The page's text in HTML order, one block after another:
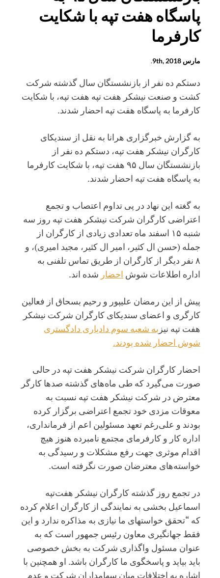
پاسگاه هفت تپه با شکایت
کارفرما
مارس 9th, 2018 .
دستکم ده نفر از بازنشستگان سال گذشته شرکت
کشت و صنعت نیشکر هفت تپه هفت تپه، با شکایت
کارفرما به پاسگاه هفت تپه احضار شدند.
به گزارش خبرگزاری هرانا به نقل از سندیکای
کارگران نیشکر هفت تپه، دستکم ده نفر از
بازنشستگان سال ۹۵ هفت تپه، با شکایت کارفرما
به پاسگاه هفت تپه احضار شدند.
به گغته این نهاد در پی تداوم اعتصاب و تجمع
اعتراضی کارگران شرکت نیشکر هفت تپه روز سه
شنبه ۱۵ اسفند ماه تعدادی زیادی از کارگران از
جمله (حسن ال کثیر، امیر ال کثیر، مجید امیری)، و
۸ نفر دیگر از کارگران از طریق تماس تلفنی به
اداره اطلاعات شوش احضار شده اند.
پیش از این رمضان علیپور و رحیم بسحاق از فعالین
کارگری و اعضای سندیکای کارگران شرکت نیشکر
هفت تپه نیز به شعبه سوم دادیاری دادگستری
شوش احضار شده یودند.
احضار کارگران شرکت نیشکر هفت تپه در حالی
صورت می‌گیرد که طی ماه‌های گذشته صدها کارگر
معترض در شرکت نیشکر هفت تپه نسبت به
معوقات مزدی خود تجمع اعتراضی برگزار کرده
بودند و علی‌رغم تعهد مسئولین اعم از فرمانداری،
اداره کار و کارفرمای مجتمع نامبرده هنوز هیچ
اقدام موثری جهت رفع مشکلات و رسیدگی به
خواسته‌های معترضان صورت نگرفته است.
در تجمع روز گذشته کارگران نیشکر هفت‌تپه
اسماعیل بخشی به نمایندگی از کارگران اعلام کرده
که “تحقق خواستهای ما نیازی به مذاکره ندارد و این
فقط جهانگیری معاون رئیس جمهور است که به
عنوان مسئول واگذاری شرکت به بخش خصوصی
باید بیاید و پاسخگوی ما کارگران باشد. او همچنین با
اشاره به اختلافات میان سهامداران شرکت و عدم